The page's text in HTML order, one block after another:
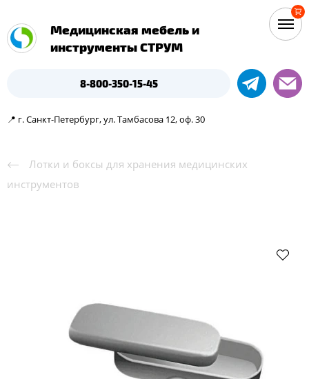
Медицинская мебель и
инструменты СТРУМ
8-800-350-15-45
📍 г. Санкт-Петербург, ул. Тамбасова 12, оф. 30
Лотки и боксы для хранения медицинских
инструментов